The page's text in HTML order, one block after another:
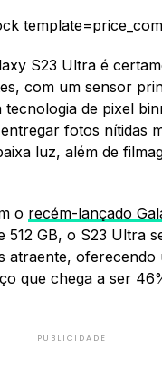
S23 Ultra é
com um sensor
tecnologia de pixel
fotos nítidas
luz, além de
o recém-lançado
512 GB, o S23 Ultra
atraente, oferecendo
que chega a ser
PUBLICIDADE